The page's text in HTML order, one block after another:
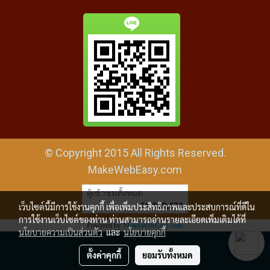
© Copyright 2015 All Rights Reserved.
MakeWebEasy.com
ผู้เข้าชมทั้งหมด
11,989,631
Powered byMakeWebEasy.com
เว็บไซต์นี้มีการใช้งานคุกกี้ เพื่อเพิ่มประสิทธิภาพและประสบการณ์ที่ดีใน
การใช้งานเว็บไซต์ของท่าน ท่านสามารถอ่านรายละเอียดเพิ่มเติมได้ที่
นโยบายความเป็นส่วนตัวและนโยบายคุกกี้
ตั้งค่าคุกกี้ ยอมรับทั้งหมด